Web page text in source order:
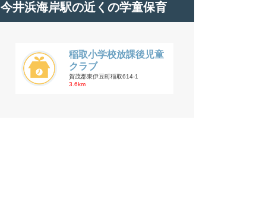
今井浜海岸駅の近くの学童保育
稲取小学校放課後児童
クラブ
賀茂郡東伊豆町稲取614-1
3.6km